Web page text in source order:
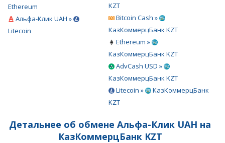
Ethereum
Альфа-Клик UAH »
Litecoin
KZT
Bitcoin Cash »
КазКоммерцБанк KZT
Ethereum »
КазКоммерцБанк KZT
AdvCash USD »
КазКоммерцБанк KZT
Litecoin »
КазКоммерцБанк
KZT
Детальнее об обмене Альфа-Клик UAH на
КазКоммерцБанк KZT